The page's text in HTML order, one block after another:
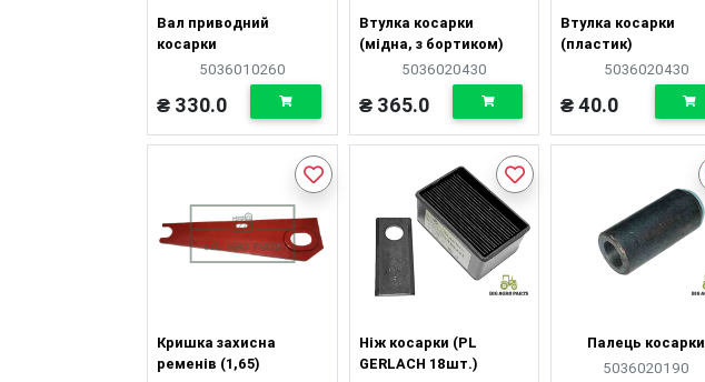
Вал приводний
косарки
5036010260
₴ 330.0
Втулка косарки
(мідна, з бортиком)
5036020430
₴ 365.0
Втулка косарки
(пластик)
5036020430
₴ 40.0
Кришка захисна
ременів (1,65)
Ніж косарки (PL
GERLACH 18шт.)
Палець косарки
5036020190